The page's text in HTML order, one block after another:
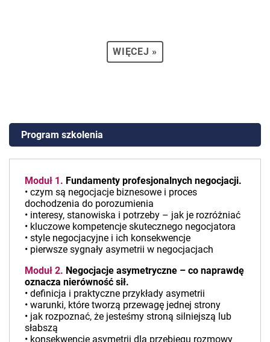
WIĘCEJ »
Program szkolenia
Moduł 1. Fundamenty profesjonalnych negocjacji.
• czym są negocjacje biznesowe i proces
dochodzenia do porozumienia
• interesy, stanowiska i potrzeby – jak je rozróżniać
• kluczowe kompetencje skutecznego negocjatora
• style negocjacyjne i ich konsekwencje
• pierwsze sygnały asymetrii w negocjacjach
Moduł 2. Negocjacje asymetryczne – co naprawdę
oznacza nierówność sił.
• definicja i praktyczne przykłady asymetrii
• warunki, które tworzą przewagę jednej strony
• jak rozpoznać, że jesteśmy stroną silniejszą lub
słabszą
• konsekwencje asymetrii dla przebiegu rozmowy